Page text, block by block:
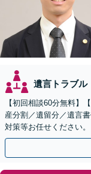
遺言トラブル
【初回相談60分無料】
産分割／遺留分／遺言
対策等お任せください
話相談可】